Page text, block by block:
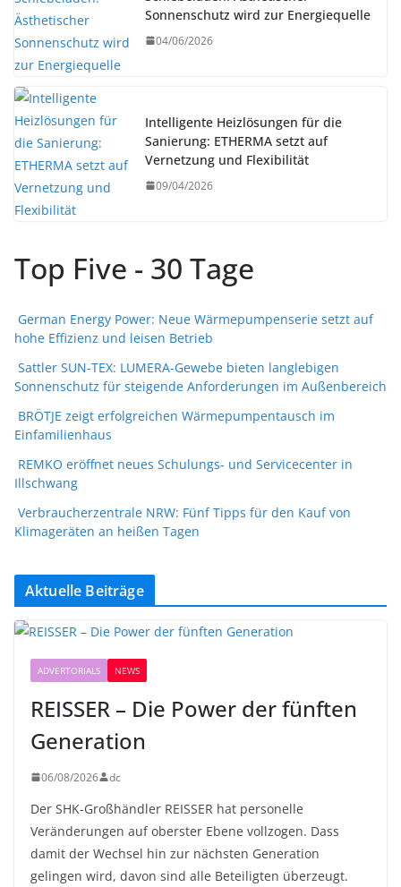
Sonnenschutz wird zur Energiequelle
04/06/2026
Intelligente Heizlösungen für die
Sanierung: ETHERMA setzt auf
Vernetzung und Flexibilität
09/04/2026
Top Five - 30 Tage
German Energy Power: Neue Wärmepumpenserie setzt auf
hohe Effizienz und leisen Betrieb
Sattler SUN-TEX: LUMERA-Gewebe bieten langlebigen
Sonnenschutz für steigende Anforderungen im Außenbereich
BRÖTJE zeigt erfolgreichen Wärmepumpentausch im
Einfamilienhaus
REMKO eröffnet neues Schulungs- und Servicecenter in
Illschwang
Verbraucherzentrale NRW: Fünf Tipps für den Kauf von
Klimageräten an heißen Tagen
Aktuelle Beiträge
ADVERTORIALS NEWS
REISSER – Die Power der fünften
Generation
06/08/2026 dc
Der SHK-Großhändler REISSER hat personelle
Veränderungen auf oberster Ebene vollzogen. Dass
damit der Wechsel hin zur nächsten Generation
gelingen wird, davon sind alle Beteiligten überzeugt.